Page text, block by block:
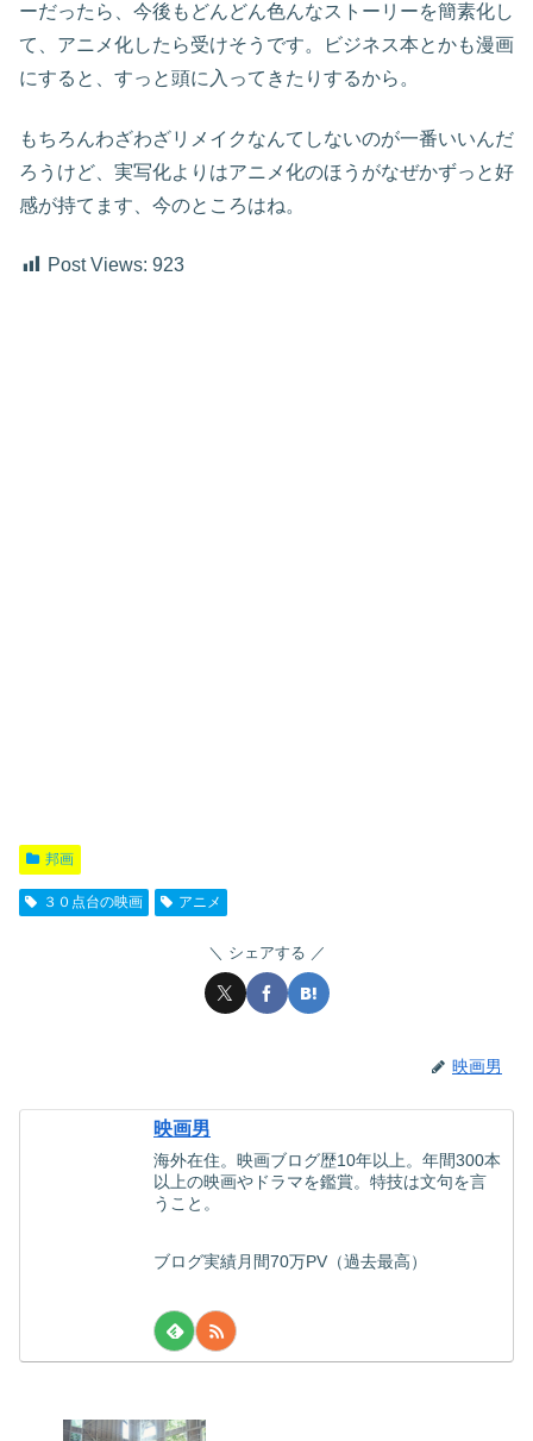
ーだったら、今後もどんどん色んなストーリーを簡素化し
て、アニメ化したら受けそうです。ビジネス本とかも漫画
にすると、すっと頭に入ってきたりするから。
もちろんわざわざリメイクなんてしないのが一番いいんだ
ろうけど、実写化よりはアニメ化のほうがなぜかずっと好
感が持てます、今のところはね。
Post Views: 923
邦画
３０点台の映画 アニメ
シェアする
映画男
映画男
海外在住。映画ブログ歴10年以上。年間300本
以上の映画やドラマを鑑賞。特技は文句を言
うこと。
ブログ実績月間70万PV（過去最高）